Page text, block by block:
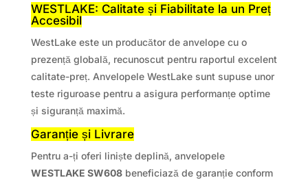
WESTLAKE: Calitate și Fiabilitate la un Preț
Accesibil
WestLake este un producător de anvelope cu o
prezență globală, recunoscut pentru raportul excelent
calitate-preț. Anvelopele WestLake sunt supuse unor
teste riguroase pentru a asigura performanțe optime
și siguranță maximă.
Garanție și Livrare
Pentru a-ți oferi liniște deplină, anvelopele
WESTLAKE SW608beneficiază de garanție conform